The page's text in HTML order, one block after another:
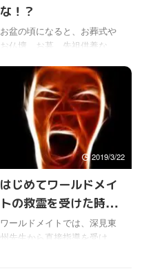
ね〜。 幸い、新型インフル(豚
インフル)も世界的パンデミッ
クの最悪期は越したのではな
たので、だんだん落ち着くの
かもしれないけどね。 そうい
えば、自分も家族の分も含め
て、 ...
な！？
お盆の頃になると、お葬式や
お仏壇、お墓、先祖供養な
が話題になるよね。 ワールド
メイトでは、お葬式やお墓の
意味、先祖供養の意義につい
て、いろんな話を聞いてきた
けどね。 どうも最近はライフ
スタイルの変化のせいか、古
くから家で守ってきた価値観
ろんな形でのやり方が増えて
いるようだ。 実はお墓につい
ては、自分の実家の件でも、
いろいろ考えさせられた。 今
2019/3/22
はじめてワールドメイ
トの救霊を受けた時の
思い出
ワールドメイトでは、深見東
州先生から直接指導を受け